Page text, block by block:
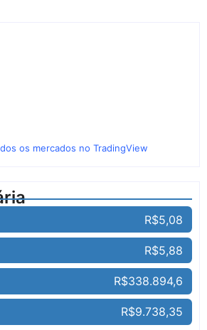
os mercados no TradingView
R$5,08
R$5,88
R$338.894,6
R$9.738,35